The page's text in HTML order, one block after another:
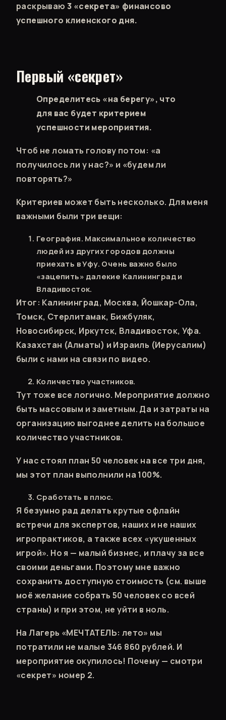
раскрываю 3 «секрета» финансово
успешного клиенского дня.
Первый «секрет»
Определитесь «на берегу», что
для вас будет критерием
успешности мероприятия.
Чтоб не ломать голову потом: «а
получилось ли у нас?» и «будем ли
повторять?»
Критериев может быть несколько. Для меня
важными были три вещи:
География. Максимальное количество
людей из других городов должны
приехать в Уфу. Очень важно было
«зацепить» далекие Калининград и
Владивосток.
Итог: Калининград, Москва, Йошкар-Ола,
Томск, Стерлитамак, Бижбуляк,
Новосибирск, Иркутск, Владивосток, Уфа.
Казахстан (Алматы) и Израиль (Иерусалим)
были с нами на связи по видео.
Количество участников.
Тут тоже все логично. Мероприятие должно
быть массовым и заметным. Да и затраты на
организацию выгоднее делить на большое
количество участников.
У нас стоял план 50 человек на все три дня,
мы этот план выполнили на 100%.
Сработать в плюс.
Я безумно рад делать крутые офлайн
встречи для экспертов, наших и не наших
игропрактиков, а также всех «укушенных
игрой». Но я — малый бизнес, и плачу за все
своими деньгами. Поэтому мне важно
сохранить доступную стоимость (см. выше
моё желание собрать 50 человек со всей
страны) и при этом, не уйти в ноль.
На Лагерь «МЕЧТАТЕЛЬ: лето» мы
потратили не малые 346 860 рублей. И
мероприятие окупилось! Почему — смотри
«секрет» номер 2.